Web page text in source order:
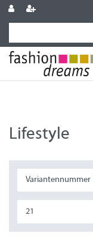
Lifestyle